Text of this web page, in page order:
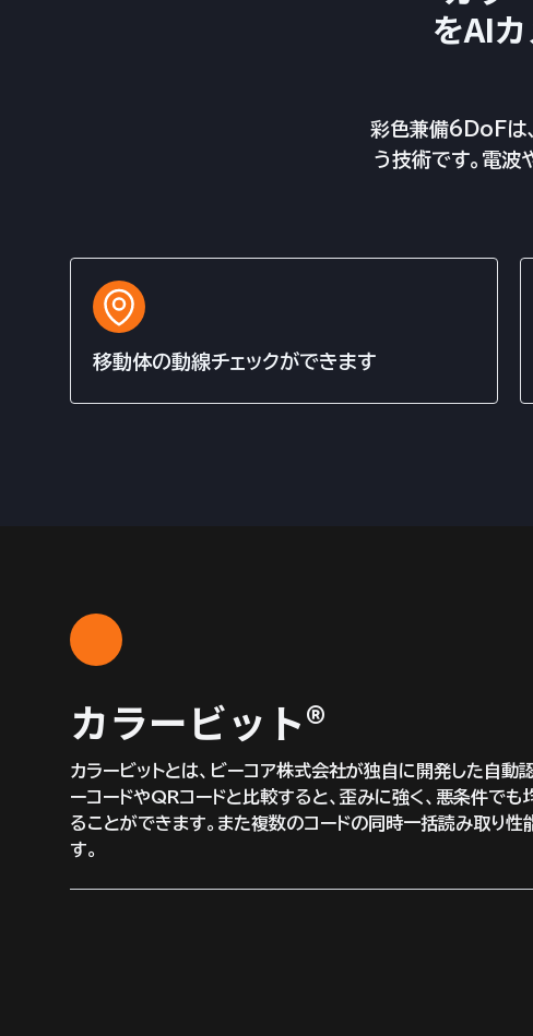
をAI
彩色兼備6DoFは
う技術です。電波
移動体の動線チェックができます
カラービット®︎
カラービットとは、ビーコア株式会社が独自に開発した自動
ーコードやQRコードと比較すると、歪みに強く、悪条件でも
ることができます。また複数のコードの同時一括読み取り性
す。